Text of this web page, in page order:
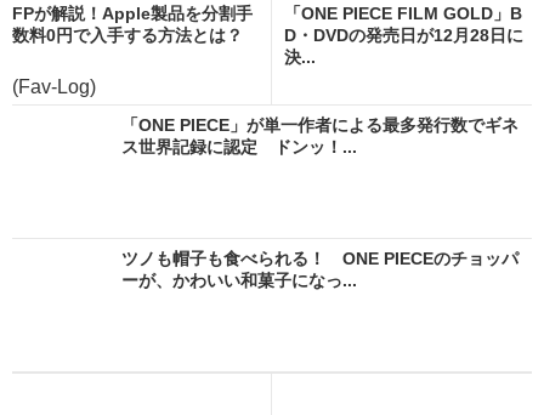
FPが解説！Apple製品を分割手
数料0円で入手する方法とは？
(Fav-Log)
「ONE PIECE FILM GOLD」B
D・DVDの発売日が12月28日に
決...
「ONE PIECE」が単一作者による最多発行数でギネ
ス世界記録に認定 ドンッ！...
ツノも帽子も食べられる！ ONE PIECEのチョッパ
ーが、かわいい和菓子になっ...